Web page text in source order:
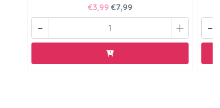
€3,99 €7,99
+
- -